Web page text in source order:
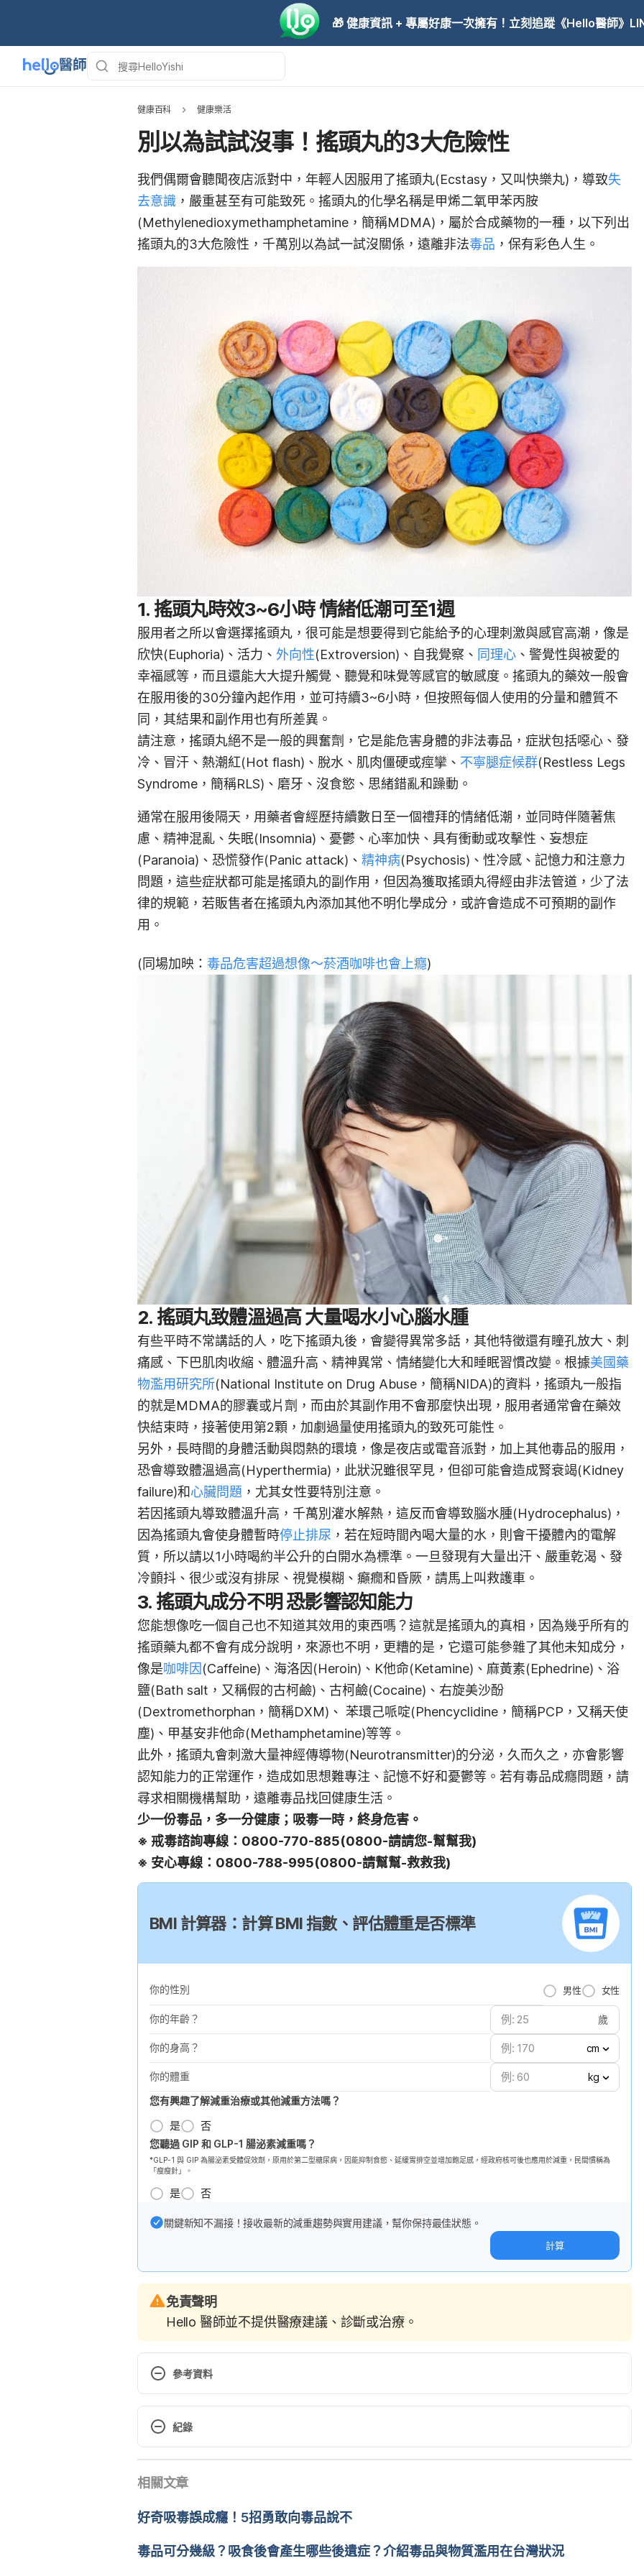
🎁 健康資訊 + 專屬好康一次擁有！立刻追蹤《Hello醫師》
健康百科 健康樂活
別以為試試沒事！搖頭丸的3大危險性
我們偶爾會聽聞夜店派對中，年輕人因服用了搖頭丸(Ecstasy，又叫快樂丸)，導致失
去意識 ，嚴重甚至有可能致死。搖頭丸的化學名稱是甲烯二氧甲苯丙胺
(Methylenedioxymethamphetamine，簡稱MDMA)，屬於合成藥物的一種 ，以下列出
搖頭丸的3大危險性，千萬別以為試一試沒關係，遠離非法毒品 ，保有彩色人生。
1. 搖頭丸時效3~6小時 情緒低潮可至1週
服用者之所以會選擇搖頭丸，很可能是想要得到它能給予的心理刺激與感官高潮，像是
欣快(Euphoria)、活力、 外向性(Extroversion)、自我覺察、 同理心 、警覺性與被愛的
幸福感等，而且還能大大提升觸覺、聽覺和味覺等感官的敏感度 。 搖頭丸的藥效一般會
在服用後的30分鐘內起作用，並可持續3~6小時，但按照每個人使用的分量和體質不
同，其結果和副作用也有所差異 。
請注意 ，搖頭丸絕不是一般的興奮劑，它是能危害身體的非法毒品，症狀包括噁心、發
冷、冒汗、熱潮紅(Hot flash)、脫水、肌肉僵硬或痙攣、 不寧腿症候群(Restless Legs
Syndrome，簡稱RLS)、磨牙、沒食慾、思緒錯亂和躁動。
通常在服用後隔天，用藥者會經歷持續數日至一個禮拜的情緒低潮，並同時伴隨著焦
慮、精神混亂、失眠(Insomnia)、憂鬱、心率加快、具有衝動或攻擊性、妄想症
(Paranoia)、恐慌發作(Panic attack)、 精神病(Psychosis)、性冷感、記憶力和注意力
問題，這些症狀都可能是搖頭丸的副作用， 但因為獲取搖頭丸得經由非法管道，少了法
律的規範，若販售者在搖頭丸內添加其他不明化學成分，或許會造成不可預期的副作
用。
(同場加映： 毒品危害超過想像～菸酒咖啡也會上癮)
2. 搖頭丸致體溫過高 大量喝水小心腦水腫
有些平時不常講話的人，吃下搖頭丸後，會變得異常多話，其他特徵還有瞳孔放大、刺
痛感、下巴肌肉收縮、體溫升高、精神異常 、情緒變化大和睡眠習慣改變。根據美國藥
物濫用研究所(National Institute on Drug Abuse，簡稱NIDA)的資料，搖頭丸一般指
的就是MDMA的膠囊或片劑，而由於其副作用不會那麼快出現，服用者通常會在藥效
快結束時，接著使用第2顆， 加劇過量使用搖頭丸的致死可能性。
另外， 長時間的身體活動與悶熱的環境，像是夜店或電音派對，加上其他毒品的服用，
恐會導致體溫過高(Hyperthermia)，此狀況雖很罕見，但卻可能會造成腎衰竭(Kidney
failure)和心臟問題 ，尤其女性要特別注意。
若因搖頭丸導致體溫升高 ，千萬別灌水解熱，這反而會導致腦水腫(Hydrocephalus)，
因為搖頭丸會使身體暫時停止排尿 ，若在短時間內喝大量的水，則會干擾體內的電解
質，所以請以1小時喝約半公升的白開水為標準。一旦發現有大量出汗、嚴重乾渴、發
冷顫抖、很少或沒有排尿、視覺模糊、癲癇和昏厥，請馬上叫救護車。
3. 搖頭丸成分不明 恐影響認知能力
您能想像吃一個自己也不知道其效用的東西嗎？這就是搖頭丸的真相，因為幾乎所有的
搖頭藥丸都不會有成分說明，來源也不明，更糟的是，它還可能參雜了其他未知成分，
像是咖啡因(Caffeine)、海洛因(Heroin)、K他命(Ketamine)、麻黃素(Ephedrine)、浴
鹽(Bath salt，又稱假的古柯鹼)、古柯鹼(Cocaine)、右旋美沙酚
(Dextromethorphan，簡稱DXM)、 苯環己哌啶(Phencyclidine，簡稱PCP，又稱天使
塵)、甲基安非他命(Methamphetamine)等等。
此外，搖頭丸會刺激大量神經傳導物(Neurotransmitter)的分泌，久而久之，亦會影響
認知能力的正常運作，造成如思想難專注、記憶不好和憂鬱等。若有毒品成癮問題，請
尋求相關機構幫助，遠離毒品找回健康生活。
少一份毒品，多一分健康；吸毒一時，終身危害。
※ 戒毒諮詢專線：0800-770-885(0800-請請您-幫幫我)
※ 安心專線：0800-788-995(0800-請幫幫-救救我)
BMI 計算器：計算 BMI 指數、評估體重是否標準
你的性別 男性 女性
你的年齡？ 歲
你的身高？ cm
你的體重
kg
您有興趣了解減重治療或其他減重方法嗎？
是 否
您聽過 GIP 和 GLP-1 腸泌素減重嗎？
*GLP-1 與 GIP 為腸泌素受體促效劑，原用於第二型糖尿病，因能抑制食慾、延緩胃排空並增加飽足感，經政府核可後也應用於減重，民間慣稱為
「瘦瘦針」。
是 否
關鍵新知不漏接！接收最新的減重趨勢與實用建議，幫你保持最佳狀態。
計算
免責聲明
Hello 醫師並不提供醫療建議、診斷或治療。
參考資料
reports/mdma-ecstasy-abuse/what-mdma Accessed March 11, 2020.
https://www.medicalnewstoday.com/articles/297064 Accessed March 11, 2020.
Ecstasy. https://www.talktofrank.com/drug/ecstasy Accessed March 11, 2020.
紀錄
2022/06/15
醫學審稿： 賴建翰醫師
周士閔 更新
相關文章
好奇吸毒誤成癮！5招勇敢向毒品說不
毒品可分幾級？吸食後會產生哪些後遺症？介紹毒品與物質濫用在台灣狀況